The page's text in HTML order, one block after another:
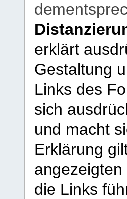
erklärt
Gestaltung
Links des
sich
und macht
Erklärung
die Links